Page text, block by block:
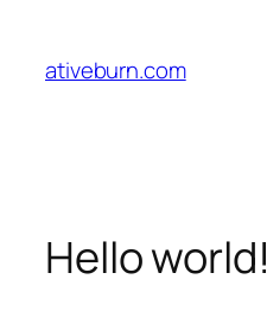
ativeburn.com
Hello world!